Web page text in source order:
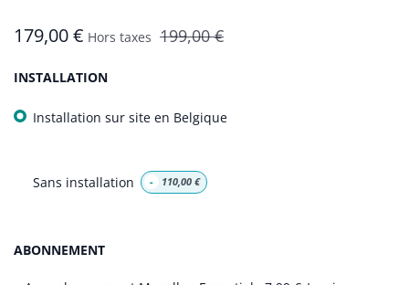
179,00€ Hors taxes 199,00€
INSTALLATION
Installation sur site en Belgique
Sans installation - 110,00 €
ABONNEMENT